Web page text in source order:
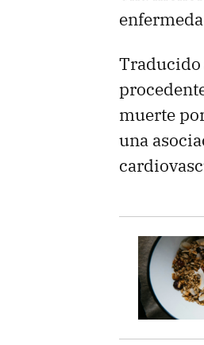
Traducido
muerte
una